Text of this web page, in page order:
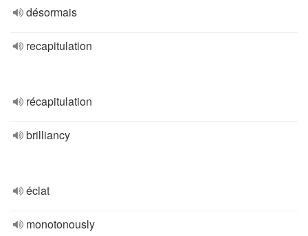
désormais
recapitulation
récapitulation
brilliancy
éclat
monotonously